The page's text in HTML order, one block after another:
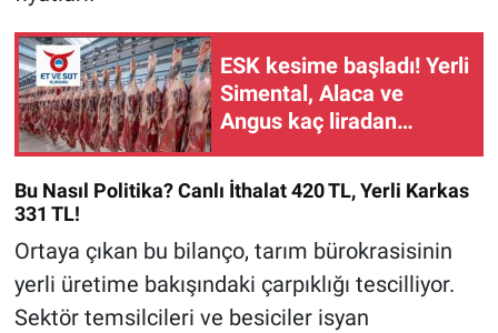
ESK kesime başladı! Yerli
Simental, Alaca ve
Angus kaç liradan
Bu Nasıl Politika? Canlı İthalat 420 TL, Yerli Karkas
331 TL!
Ortaya çıkan bu bilanço, tarım bürokrasisinin
yerli üretime bakışındaki çarpıklığı tescilliyor.
Sektör temsilcileri ve besiciler isyan